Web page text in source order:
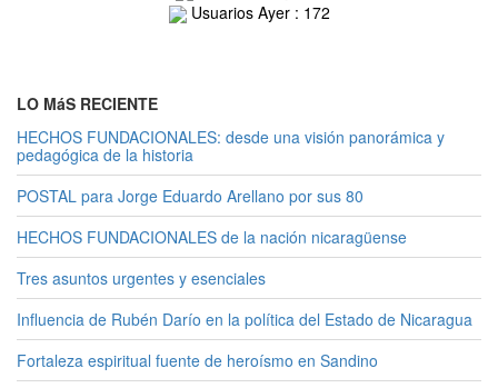
Usuarios Ayer : 172
LO MáS RECIENTE
HECHOS FUNDACIONALES: desde una visión panorámica y
pedagógica de la historia
POSTAL para Jorge Eduardo Arellano por sus 80
HECHOS FUNDACIONALES de la nación nicaragüense
Tres asuntos urgentes y esenciales
Influencia de Rubén Darío en la política del Estado de Nicaragua
Fortaleza espiritual fuente de heroísmo en Sandino